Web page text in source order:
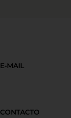
E-MAIL
CONTACTO